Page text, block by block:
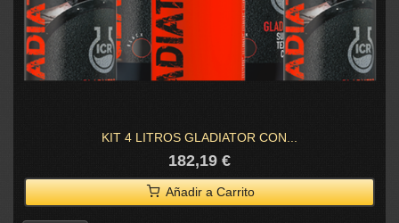
KIT 4 LITROS GLADIATOR CON...
182,19 €
Añadir a Carrito